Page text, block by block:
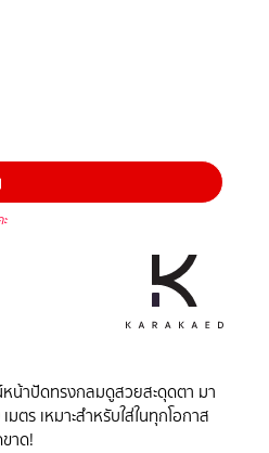
น้าปัดทรงกลมดูสวยสะดุดตา มา
ร เหมาะสำหรับใส่ในทุกโอกาส
าด!